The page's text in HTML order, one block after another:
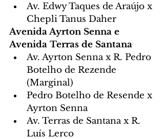
Av. Edwy Taques de Araújo x
Chepli Tanus Daher
Avenida Ayrton Senna e
Avenida Terras de Santana
Av. Ayrton Senna x R. Pedro
Botelho de Rezende
(Marginal)
Pedro Botelho de Resende x
Ayrton Senna
Av. Terras de Santana x R.
Luís Lerco